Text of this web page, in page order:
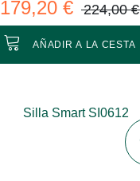
179,20 € 224,00 €
AÑADIR A LA CESTA